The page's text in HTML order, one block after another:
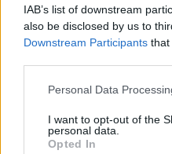
IAB’s list of downstream
also be disclosed by us to
Downstream Participants that
Personal Data
I want to opt-out of the
personal data.
Opted In
Info
Tietoa meistä
Lähetä uutisvinkki
Mediatiedot